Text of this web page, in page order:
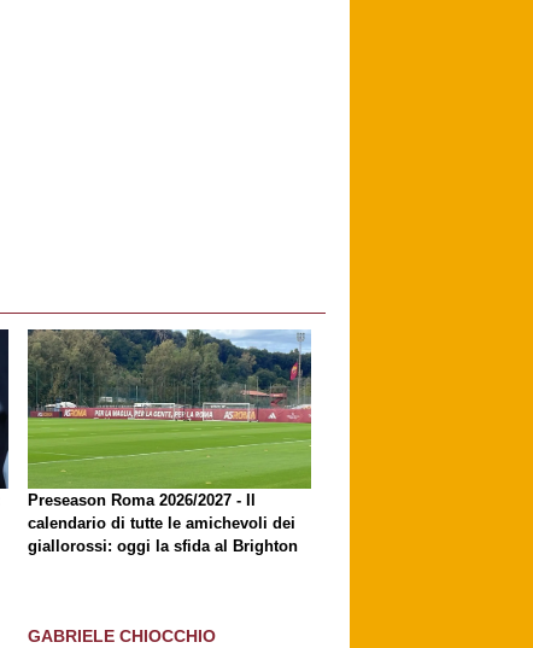
Preseason Roma 2026/2027 - Il
calendario di tutte le amichevoli dei
giallorossi: oggi la sfida al Brighton
GABRIELE CHIOCCHIO